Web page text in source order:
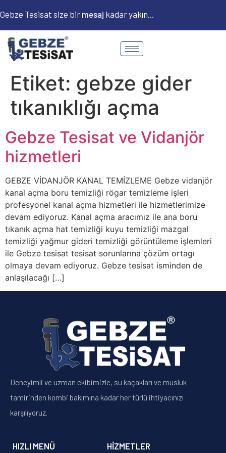
Gebze Tesisat size bir mesaj kadar yakın...
Etiket: gebze gider
tıkanıklığı açma
Gebze Tesisat ve Vidanjör
hizmetleri
GEBZE VİDANJÖR KANAL TEMİZLEME Gebze vidanjör
kanal açma boru temizliği rögar temizleme işleri
profesyonel kanal açma hizmetleri ile hizmetlerimize
devam ediyoruz. Kanal açma aracımız ile ana boru
tıkanık açma hat temizliği kuyu temizliği mazgal
temizliği yağmur gideri temizliği görüntüleme işlemleri
ile Gebze tesisat tesisat sorunlarına çözüm ortagı
olmaya devam ediyoruz. Gebze tesisat isminden de
anlaşılacağı […]
Deneyimli ve uzman ekibimizle, su kaçakları ve musluk
tamirinden kombi bakımına kadar her türlü ihtiyacınızı
karşılıyoruz.
HIZLI MENÜ HIZMETLER